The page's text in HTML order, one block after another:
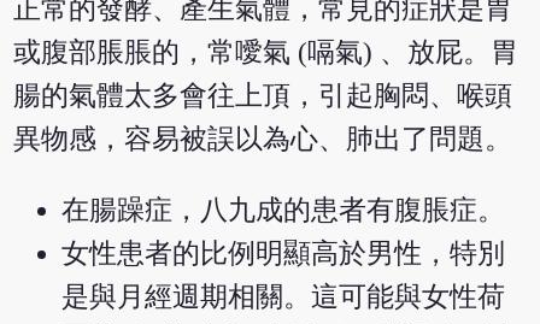
正常的發酵、產生氣體，常見的症狀是胃
或腹部脹脹的，常噯氣 (嗝氣) 、放屁。胃
腸的氣體太多會往上頂，引起胸悶、喉頭
異物感，容易被誤以為心、肺出了問題。
在腸躁症，八九成的患者有腹脹症。
女性患者的比例明顯高於男性，特別
是與月經週期相關。這可能與女性荷